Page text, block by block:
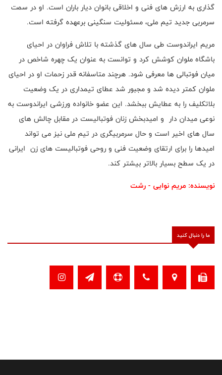
گذاری به ارزش های فنی و اخلاقی بانوان دیار باران است. او در سمت
سرمربی جدید تیم ملی، مسئولیت سنگینی برعهده گرفته است.
مریم ایراندوست طی سال های گذشته با تلاش فراوان در احیای
باشگاه ملوان کوشش کرد و توانست به عنوان یک چهره شاخص در
میان فوتبالی ها معرفی شود. هرچند متاسفانه قدر زحمات او در احیای
ملوان کمتر دیده شد و مجبور شد عطای تیمداری در یک وضعیت
بلاتکلیف را به عطایش ببخشد. این عضو خانواده ورزشی ایراندوست به
نوعی میدان دار و امیدبخش زنان فوتبالیست در مقابل چالش های
سال های اخیر است و حال سرمربیگری در تیم ملی نیز می تواند
امیدها را برای ارتقای وضعیت فنی و روحی فوتبالیست های زن ایرانی
در یک سطح بسیار بالاتر بیشتر کند.
نویسنده: مریم نوایی - رشت
ما را دنبال کنید